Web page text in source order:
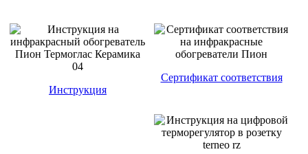
Инструкция
Сертификат соответствия